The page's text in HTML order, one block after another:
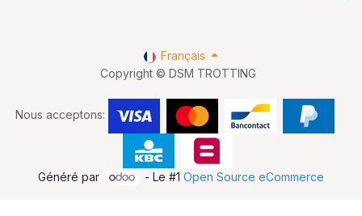
Copyright © DSM TROTTING
Nous acceptons:
Français
Généré par - Le #1Open Source eCommerce